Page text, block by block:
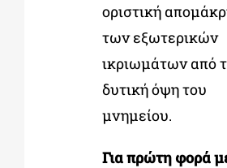
οριστική
των εξωτερικών
ικριωμάτων από
δυτική όψη του
μνημείου.
Για πρώτη φορά